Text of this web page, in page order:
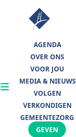
Toon
AGENDA
OVER ONS
VOOR JOU
MEDIA & NIEUWS
VOLGEN
VERKONDIGEN
GEMEENTEZORG
GEVEN